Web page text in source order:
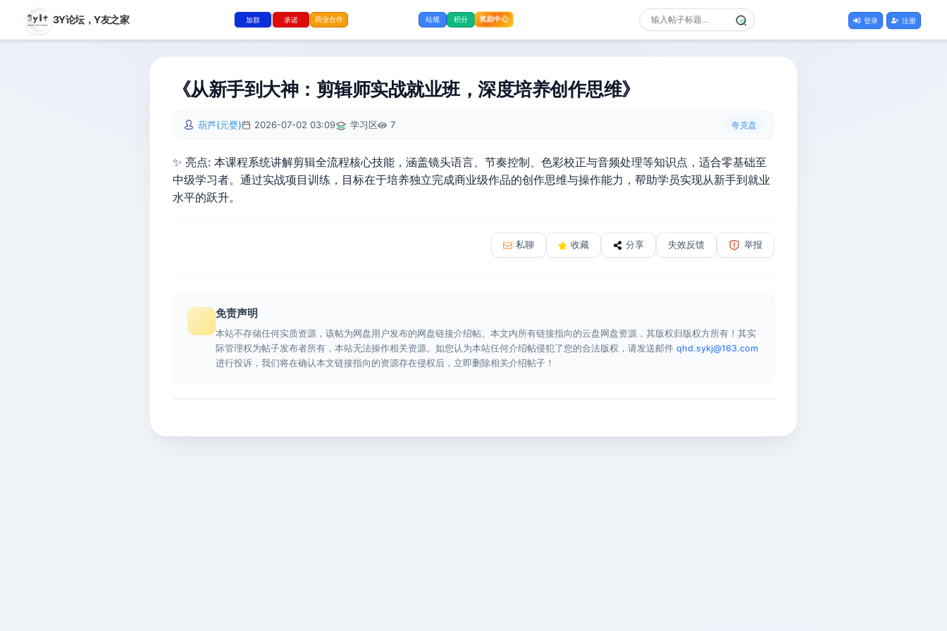
3Y论坛，Y友之家 加群 承诺 商业合作 站规 积分 奖励中心 登录 注册
《从新手到大神：剪辑师实战就业班，深度培养创作思维》
葫芦(元婴) 2026-07-02 03:09 学习区 7 夸克盘
✨ 亮点: 本课程系统讲解剪辑全流程核心技能，涵盖镜头语言、节奏控制、色彩校正与音频处理等知识点，适合零基础至
中级学习者。通过实战项目训练，目标在于培养独立完成商业级作品的创作思维与操作能力，帮助学员实现从新手到就业
水平的跃升。
私聊 收藏 分享 失效反馈 举报
免责声明
本站不存储任何实质资源，该帖为网盘用户发布的网盘链接介绍帖。本文内所有链接指向的云盘网盘资源，其版权归版权方所有！其实
际管理权为帖子发布者所有，本站无法操作相关资源。如您认为本站任何介绍帖侵犯了您的合法版权，请发送邮件 qhd.sykj@163.com
进行投诉，我们将在确认本文链接指向的资源存在侵权后，立即删除相关介绍帖子！